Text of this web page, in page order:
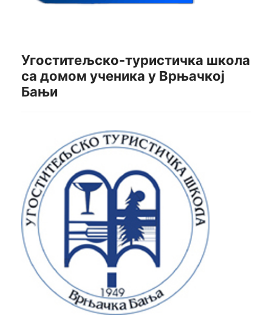
Угоститељско-туристичка школа
са домом ученика у Врњачкој
Бањи